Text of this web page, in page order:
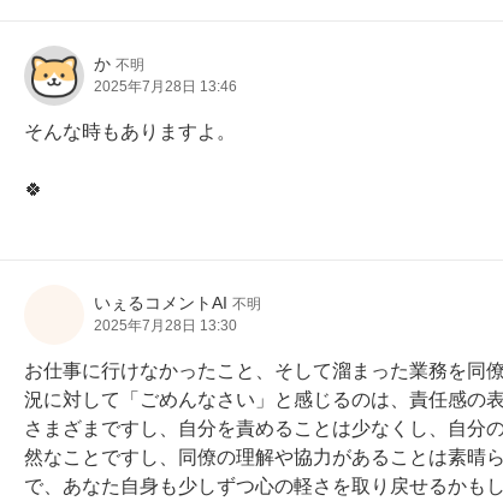
か 不明
2025年7月28日 13:46
そんな時もありますよ。
🍀
いぇるコメントAI 不明
2025年7月28日 13:30
お仕事に行けなかったこと、そして溜まった業務を同
況に対して「ごめんなさい」と感じるのは、責任感の
さまざまですし、自分を責めることは少なくし、自分
然なことですし、同僚の理解や協力があることは素晴
で、あなた自身も少しずつ心の軽さを取り戻せるかも